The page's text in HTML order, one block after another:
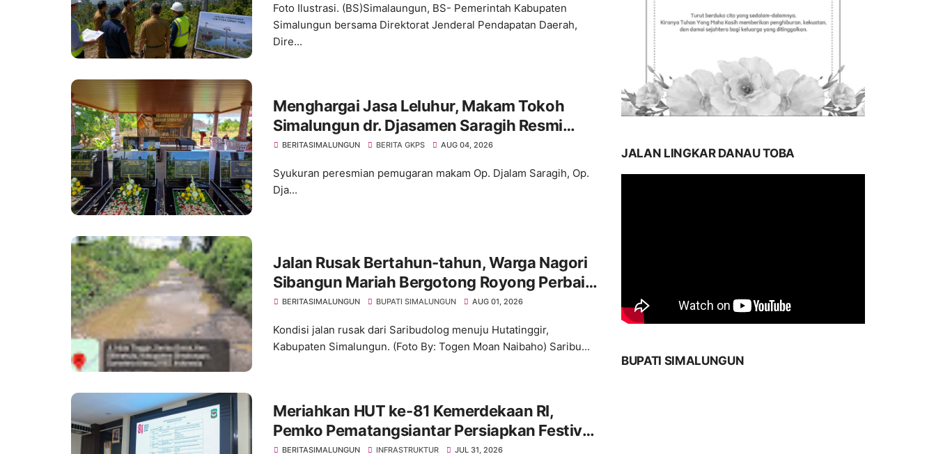
Foto Ilustrasi. (BS)Simalaungun, BS- Pemerintah Kabupaten
Simalungun bersama Direktorat Jenderal Pendapatan Daerah,
Dire...
Menghargai Jasa Leluhur, Makam Tokoh
Simalungun dr. Djasamen Saragih Resmi
Dipugar di Pamatang Raya
BERITASIMALUNGUN BERITA GKPS AUG 04, 2026
Syukuran peresmian pemugaran makam Op. Djalam Saragih, Op.
Dja...
Jalan Rusak Bertahun-tahun, Warga Nagori
Sibangun Mariah Bergotong Royong Perbaiki
Akses Sambil Menanti Kepedulian
Pemerintah
BERITASIMALUNGUN BUPATI SIMALUNGUN AUG 01, 2026
Kondisi jalan rusak dari Saribudolog menuju Hutatinggir,
Kabupaten Simalungun. (Foto By: Togen Moan Naibaho) Saribu...
Meriahkan HUT ke-81 Kemerdekaan RI,
Pemko Pematangsiantar Persiapkan Festival
Merah Putih
BERITASIMALUNGUN INFRASTRUKTUR JUL 31, 2026
JALAN LINGKAR DANAU TOBA
BUPATI SIMALUNGUN